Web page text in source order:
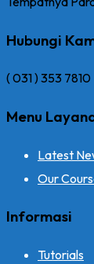
Hubungi
( 031 ) 353 7810
Menu
Latest
Our
Informasi
Tutorials